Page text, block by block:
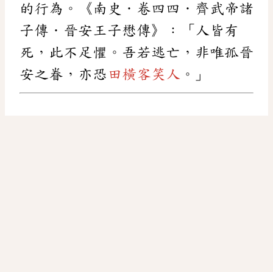
的行為。《南史．卷四四．齊武帝諸
子傳．晉安王子懋傳》：「人皆有
死，此不足懼。吾若逃亡，非唯孤晉
安之眷，亦恐 田橫客笑人 。」